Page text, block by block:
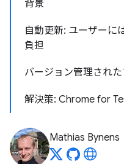
背景
自動更新: ユーザーに
負担
バージョン管理され
解決策: Chrome for
Mathias Bynens